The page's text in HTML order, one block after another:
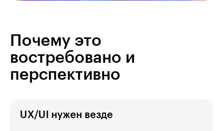
Почему это
востребовано и
перспективно
UX/UI нужен везде